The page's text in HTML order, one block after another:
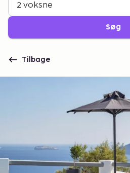
2 voksne
Søg
Tilbage